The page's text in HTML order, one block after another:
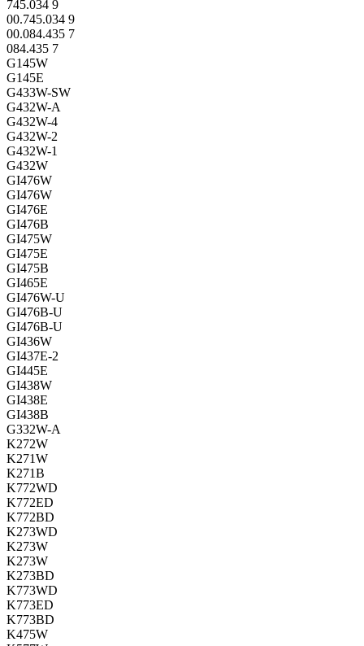
745.034 9
00.745.034 9
00.084.435 7
084.435 7
G145W
G145E
G433W-SW
G432W-A
G432W-4
G432W-2
G432W-1
G432W
GI476W
GI476W
GI476E
GI476B
GI475W
GI475E
GI475B
GI465E
GI476W-U
GI476B-U
GI476B-U
GI436W
GI437E-2
GI445E
GI438W
GI438E
GI438B
G332W-A
K272W
K271W
K271B
K772WD
K772ED
K772BD
K273WD
K273W
K273W
K273BD
K773WD
K773ED
K773BD
K475W